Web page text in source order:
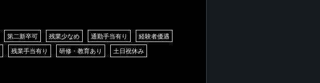
第二新卒可 残業少なめ 通勤手当有り 経験者優遇
残業手当有り 研修・教育あり 土日祝休み